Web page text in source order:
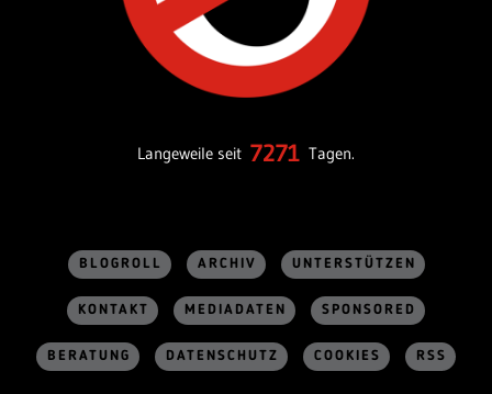
Langeweile seit 7271 Tagen.
BLOGROLL ARCHIV UNTERSTÜTZEN
KONTAKT MEDIADATEN SPONSORED
BERATUNG DATENSCHUTZ COOKIES RSS